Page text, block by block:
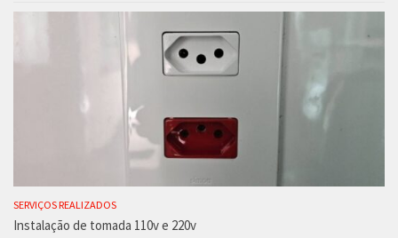
SERVIÇOS REALIZADOS
Instalação de tomada 110v e 220v